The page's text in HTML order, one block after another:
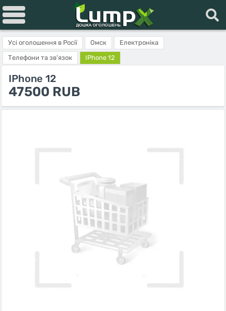
Усі оголошення в Росії Омск
Електроніка
Телефони та зв'язок
IPhone 12
IPhone 12
47500 RUB